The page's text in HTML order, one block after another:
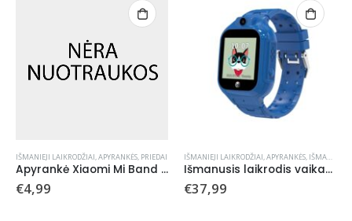
IŠMANIEJI LAIKRODŽIAI, APYRANKĖS, PRIEDAI
Apyrankė Xiaomi Mi Band 3/4 rožinė
€4,99
IŠMANIEJI LAIKRODŽIAI, APYRANKĖS, IŠMANIEJI LAIKRODŽIAI, APYRANKĖS
Išmanusis laikrodis vaikams Forever Smartwatch GPS WiFi Kids Look Me! 3 KW-320 mėlynas
€37,99